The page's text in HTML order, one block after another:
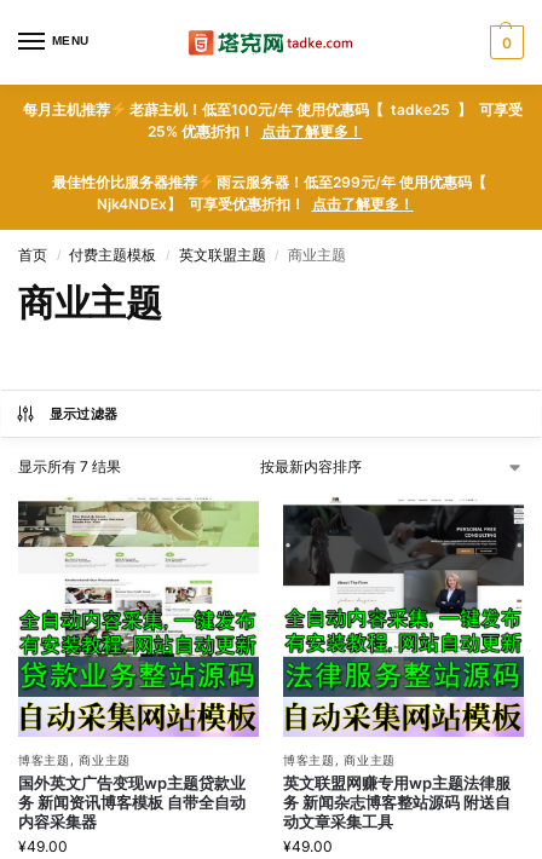
MENU 0
每月主机推荐
老薜主机！低至100元/年 使用优惠码【 tadke25 】 可享受
25% 优惠折扣！ 点击了解更多！
最佳性价比服务器推荐
雨云服务器！低至299元/年 使用优惠码【
Njk4NDEx】 可享受优惠折扣！ 点击了解更多！
首页 / 付费主题模板 / 英文联盟主题 / 商业主题
商业主题
显示过滤器
显示所有 7 结果
博客主题 ,商业主题
国外英文广告变现wp主题贷款业
务 新闻资讯博客模板 自带全自动
内容采集器
¥49.00
博客主题 ,商业主题
英文联盟网赚专用wp主题法律服
务 新闻杂志博客整站源码 附送自
动文章采集工具
¥49.00